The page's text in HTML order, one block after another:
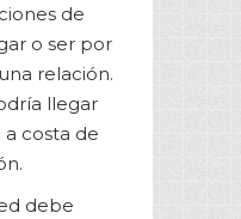
de
o ser por
relación.
llegar
a costa de
debe